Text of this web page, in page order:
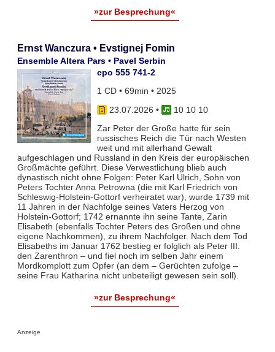
»zur Besprechung«
Ernst Wanczura • Evstignej Fomin
Ensemble Altera Pars • Pavel Serbin
cpo 555 741-2
1 CD • 69min • 2025
23.07.2026 •
10 10 10
Zar Peter der Große hatte für sein
russisches Reich die Tür nach Westen
weit und mit allerhand Gewalt
aufgeschlagen und Russland in den Kreis der europäischen
Großmächte geführt. Diese Verwestlichung blieb auch
dynastisch nicht ohne Folgen: Peter Karl Ulrich, Sohn von
Peters Tochter Anna Petrowna (die mit Karl Friedrich von
Schleswig-Holstein-Gottorf verheiratet war), wurde 1739 mit
11 Jahren in der Nachfolge seines Vaters Herzog von
Holstein-Gottorf; 1742 ernannte ihn seine Tante, Zarin
Elisabeth (ebenfalls Tochter Peters des Großen und ohne
eigene Nachkommen), zu ihrem Nachfolger. Nach dem Tod
Elisabeths im Januar 1762 bestieg er folglich als Peter III.
den Zarenthron – und fiel noch im selben Jahr einem
Mordkomplott zum Opfer (an dem – Gerüchten zufolge –
seine Frau Katharina nicht unbeteiligt gewesen sein soll).
»zur Besprechung«
Anzeige